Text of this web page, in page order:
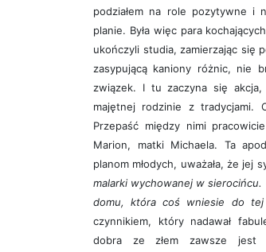
podziałem na role pozytywne i
planie. Była więc para
ukończyli studia, zamierzając się
zasypującą kaniony różnic, nie
związek. I tu zaczyna się
majętnej rodzinie z tradycjami.
Przepaść między nimi
Marion, matki Michaela. Ta
planom młodych, uważała, że jej
malarki wychowanej w
domu, która coś wniesie do tej
czynnikiem, który nadawał
dobra ze złem zawsze jest